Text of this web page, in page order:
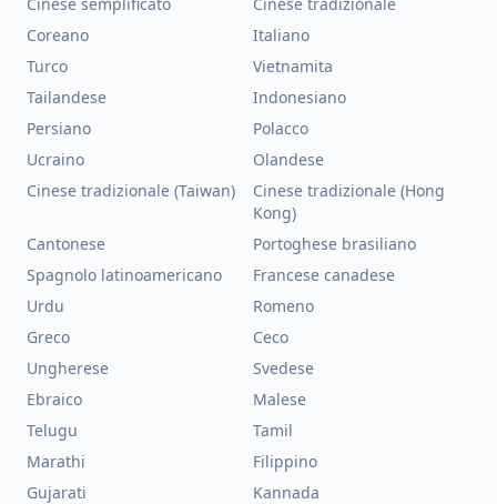
Coreano
Italiano
Turco
Vietnamita
Tailandese
Indonesiano
Persiano
Polacco
Ucraino
Olandese
Cinese tradizionale (Taiwan)
Cinese tradizionale (Hong
Kong)
Cantonese
Portoghese brasiliano
Spagnolo latinoamericano
Francese canadese
Urdu
Romeno
Greco
Ceco
Ungherese
Svedese
Ebraico
Malese
Telugu
Tamil
Marathi
Filippino
Gujarati
Kannada